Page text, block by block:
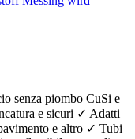
senza piombo CuSi e
e sicuri ✓ Adatti
e altro ✓ Tubi